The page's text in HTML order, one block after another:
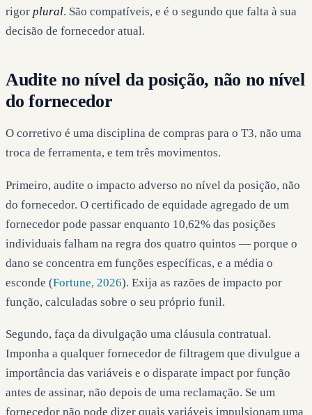
rigor plural. São compatíveis, e é o segundo que falta à sua
decisão de fornecedor atual.
Audite no nível da posição, não no nível
do fornecedor
O corretivo é uma disciplina de compras para o T3, não uma
troca de ferramenta, e tem três movimentos.
Primeiro, audite o impacto adverso no nível da posição, não
do fornecedor. O certificado de equidade agregado de um
fornecedor pode passar enquanto 10,62% das posições
individuais falham na regra dos quatro quintos — porque o
dano se concentra em funções específicas, e a média o
esconde (Fortune, 2026). Exija as razões de impacto por
função, calculadas sobre o seu próprio funil.
Segundo, faça da divulgação uma cláusula contratual.
Imponha a qualquer fornecedor de filtragem que divulgue a
importância das variáveis e o disparate impact por função
antes de assinar, não depois de uma reclamação. Se um
fornecedor não pode dizer quais variáveis impulsionam uma